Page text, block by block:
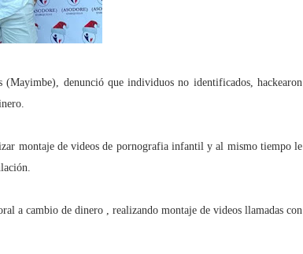
denunció que individuos no identificados, hackearon
montaje de videos de pornografia infantil y al mismo tiempo le
a cambio de dinero , realizando montaje de videos llamadas con